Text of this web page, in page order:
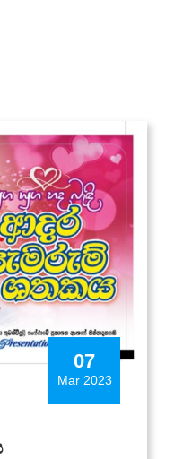
07
Mar 2023